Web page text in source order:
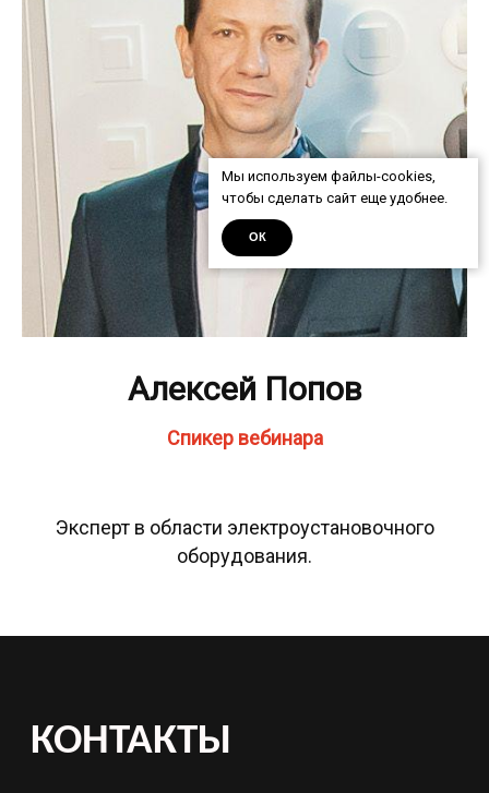
ОК
Мы используем файлы-cookies,
чтобы сделать сайт еще удобнее.
Алексей Попов
Спикер вебинара
Эксперт в области электроустановочного
оборудования.
канал для связи
TELEGRAM
UNIONDA@UNIONDA.RU
ИП Тюрин Евгений Александрович
ОГРНИП 317774600064350
ИНН 772374441590
Согласие на обработку данных
КОНТАКТЫ